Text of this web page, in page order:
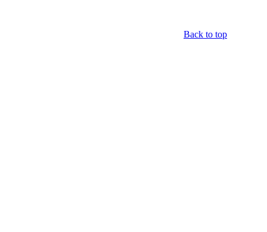
Back to top